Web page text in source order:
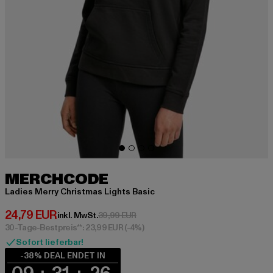
MERCHCODE
Ladies Merry Christmas Lights Basic
24,79 EUR
Derzeitiger Preis: 24,79 EUR
inkl. MwSt.39,99 EURAktionspreis: 39,99 EUR
30-Tage-Bestpreis**: 23,99 EUR(-4%)
Sofort lieferbar!
-38% DEAL ENDET IN